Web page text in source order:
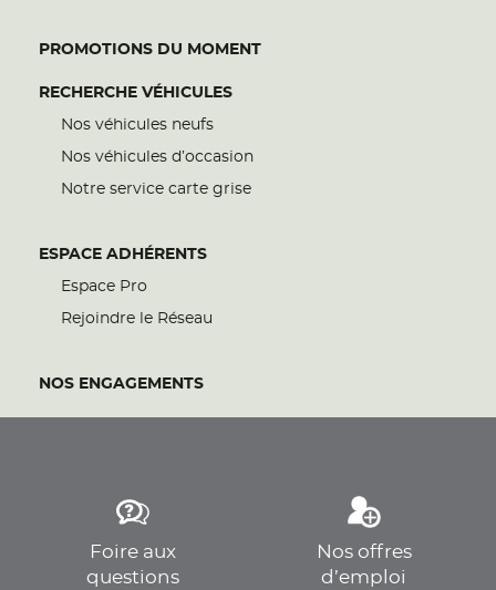
PROMOTIONS DU MOMENT
RECHERCHE VÉHICULES
Nos véhicules neufs
Nos véhicules d’occasion
Notre service carte grise
ESPACE ADHÉRENTS
Espace Pro
Rejoindre le Réseau
NOS ENGAGEMENTS
Foire aux
questions
Nos offres
d’emploi